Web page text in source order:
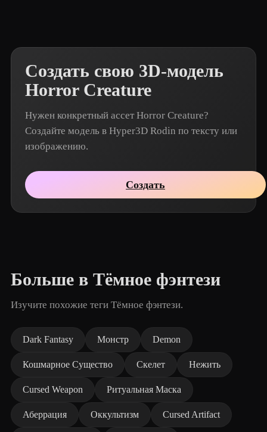
Создать свою 3D-модель
Horror Creature
Нужен конкретный ассет Horror Creature?
Создайте модель в Hyper3D Rodin по тексту или
изображению.
Создать
Больше в Тёмное фэнтези
Изучите похожие теги Тёмное фэнтези.
Dark Fantasy Монстр Demon
Кошмарное Существо Скелет Нежить
Cursed Weapon Ритуальная Маска
Аберрация Оккультизм Cursed Artifact